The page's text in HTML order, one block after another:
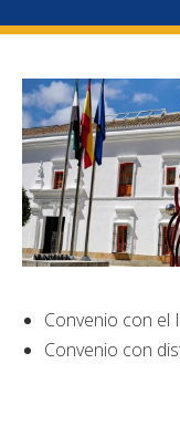
Convenio con el
Convenio con